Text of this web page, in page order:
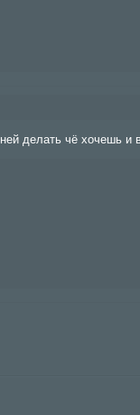
делать чё хочешь и